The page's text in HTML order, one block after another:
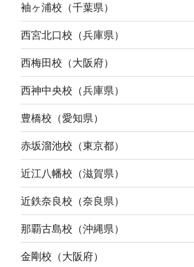
袖ヶ浦校（千葉県）
西宮北口校（兵庫県）
西梅田校（大阪府）
西神中央校（兵庫県）
豊橋校（愛知県）
赤坂溜池校（東京都）
近江八幡校（滋賀県）
近鉄奈良校（奈良県）
那覇古島校（沖縄県）
金剛校（大阪府）